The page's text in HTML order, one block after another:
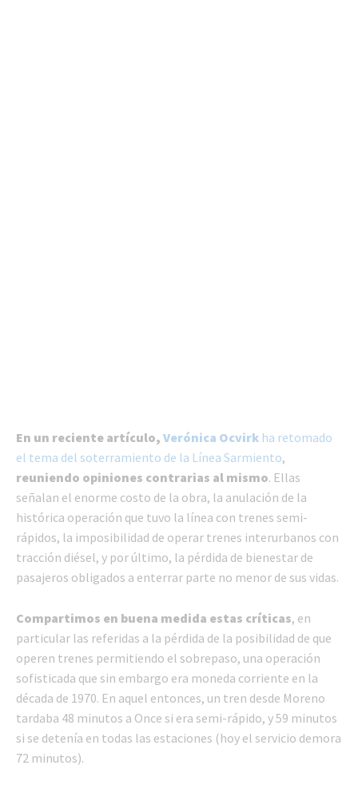
En un reciente artículo, Verónica Ocvirk ha retomado
el tema del soterramiento de la Línea Sarmiento,
reuniendo opiniones contrarias al mismo. Ellas
señalan el enorme costo de la obra, la anulación de la
histórica operación que tuvo la línea con trenes semi-
rápidos, la imposibilidad de operar trenes interurbanos con
tracción diésel, y por último, la pérdida de bienestar de
pasajeros obligados a enterrar parte no menor de sus vidas.
Compartimos en buena medida estas críticas, en
particular las referidas a la pérdida de la posibilidad de que
operen trenes permitiendo el sobrepaso, una operación
sofisticada que sin embargo era moneda corriente en la
década de 1970. En aquel entonces, un tren desde Moreno
tardaba 48 minutos a Once si era semi-rápido, y 59 minutos
si se detenía en todas las estaciones (hoy el servicio demora
72 minutos).